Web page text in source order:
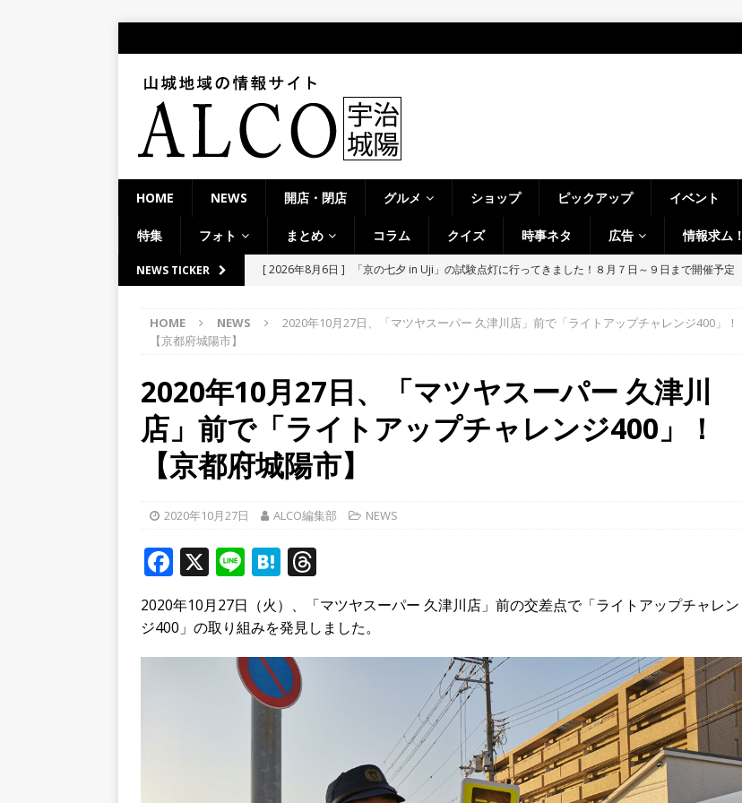
HOME NEWS 開店・閉店 グルメ ショップ ピックアップ イベント
特集 フォト まとめ コラム クイズ 時事ネタ 広告 情報求ム！
NEWS TICKER [ 2026年8月6日 ]
「京の七夕 in Uji」の試験点灯に行ってきました！８月７日～９日まで開催予定
[ 2026年8月6日 ]
8月8日～14日イベントまとめ！夏祭り、ライトアップ、グルメなどワイワイ盛
／２０２６】
時事ネタ
[ 2026年8月4日 ]
石清水八幡宮の門前「やわた走井餅老舗」で、ひんやり美味しいかき氷「走井
餅しぐれ」に舌鼓！【京都府八幡市】
ルから甲賀市に向かって約400mの農地【京都府宇治田原町】
HOME NEWS
2020年10月27日、「マツヤスーパー 久津川店」前で「ライトアップチャレンジ400」！
【京都府城陽市】
2020年10月27日、「マツヤスーパー 久津川
店」前で「ライトアップチャレンジ400」！
【京都府城陽市】
2020年10月27日 ALCO編集部 NEWS
F
a
c
e
X Li
n
e
H
e
n
a
h
r
e
2020年10月27日（火）、「マツヤスーパー 久津川店」前の交差点で「ライトアップチャレン
ジ400」の取り組みを発見しました。